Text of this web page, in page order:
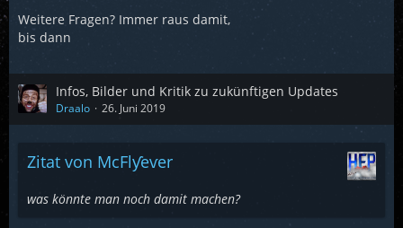
Weitere Fragen? Immer raus damit,
bis dann
Infos, Bilder und Kritik zu zukünftigen Updates
Draalo 26. Juni 2019
Zitat von McFlƴeѵer
was könnte man noch damit machen?